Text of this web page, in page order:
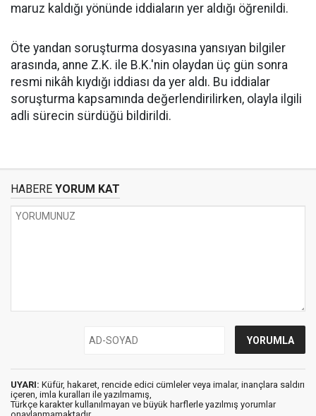
maruz kaldığı yönünde iddiaların yer aldığı öğrenildi.
Öte yandan soruşturma dosyasına yansıyan bilgiler
arasında, anne Z.K. ile B.K.'nin olaydan üç gün sonra
resmi nikâh kıydığı iddiası da yer aldı. Bu iddialar
soruşturma kapsamında değerlendirilirken, olayla ilgili
adli sürecin sürdüğü bildirildi.
HABERE YORUM KAT
UYARI: Küfür, hakaret, rencide edici cümleler veya imalar, inançlara saldırı
içeren, imla kuralları ile yazılmamış,
Türkçe karakter kullanılmayan ve büyük harflerle yazılmış yorumlar